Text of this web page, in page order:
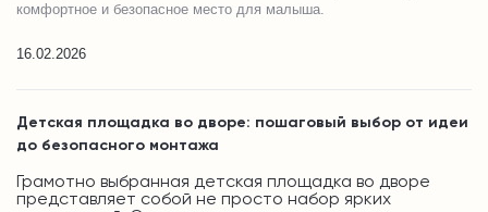
комфортное и безопасное место для малыша.
16.02.2026
Детская площадка во дворе: пошаговый выбор от идеи
до безопасного монтажа
Грамотно выбранная детская площадка во дворе
представляет собой не просто набор ярких